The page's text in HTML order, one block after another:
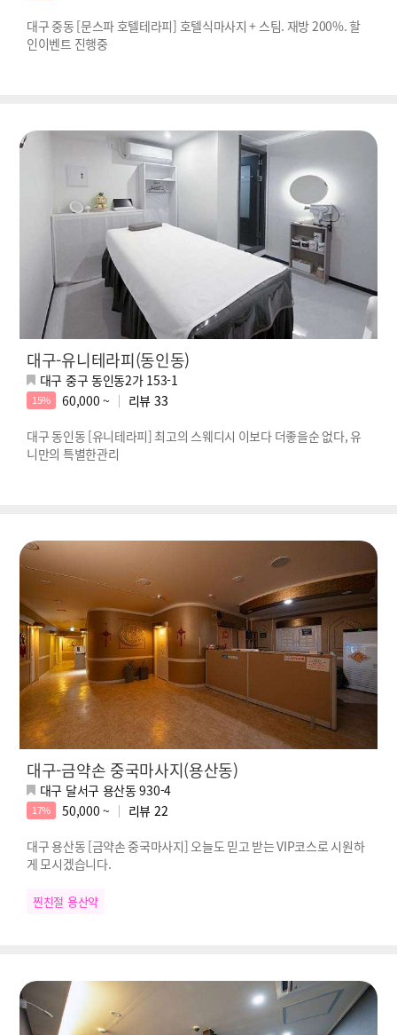
대구 중동 [문스파 호텔테라피] 호텔식마사지 + 스팀. 재방 200%. 할
인이벤트 진행중
대구-유니테라피(동인동)
대구 중구 동인동2가 153-1
15% 60,000 ~ 리뷰 33
대구 동인동 [유니테라피] 최고의 스웨디시 이보다 더좋을순 없다, 유
니만의 특별한관리
대구-금약손 중국마사지(용산동)
대구 달서구 용산동 930-4
17% 50,000 ~ 리뷰 22
대구 용산동 [금약손 중국마사지] 오늘도 믿고 받는 VIP코스로 시원하
게 모시겠습니다.
찐친절 용산약